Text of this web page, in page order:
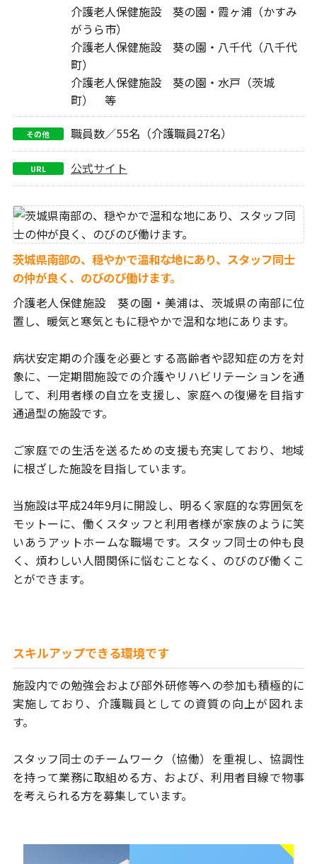
介護老人保健施設 葵の園・霞ヶ浦（かすみ
がうら市）
介護老人保健施設 葵の園・八千代（八千代
町）
介護老人保健施設 葵の園・水戸（茨城
町） 等
その他 職員数／55名（介護職員27名）
URL 公式サイト
茨城県南部の、穏やかで温和な地にあり、スタッフ同士
の仲が良く、のびのび働けます。
介護老人保健施設 葵の園・美浦は、 茨城県の南部に位
置し、暖気と寒気ともに穏やかで温和な地にあります。
病状安定期の介護を必要とする高齢者や認知症の方を対
象に、 一定期間施設での介護やリハビリテーションを通
して、 利用者様の自立を支援し、家庭への復帰を目指す
通過型の施設です。
ご家庭での生活を送るための支援も充実しており、 地域
に根ざした施設を目指しています。
当施設は平成24年9月に開設し、明るく家庭的な雰囲気を
モットーに、 働くスタッフと利用者様が家族のように笑
いあうアットホームな職場です。 スタッフ同士の仲も良
く、煩わしい人間関係に悩むことなく、 のびのび働くこ
とができます。
スキルアップできる環境です
施設内での勉強会および部外研修等への参加も積極的に
実施しており、 介護職員としての資質の向上が図れま
す。
スタッフ同士のチームワーク（協働）を重視し、協調性
を持って業務に取組める方、および、利用者目線で物事
を考えられる方を募集しています。